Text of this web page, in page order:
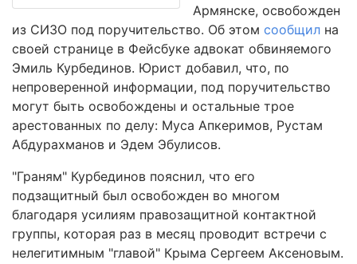
Армянске, освобожден
из СИЗО под поручительство. Об этом сообщил на
своей странице в Фейсбуке адвокат обвиняемого
Эмиль Курбединов. Юрист добавил, что, по
непроверенной информации, под поручительство
могут быть освобождены и остальные трое
арестованных по делу: Муса Апкеримов, Рустам
Абдурахманов и Эдем Эбулисов.
"Граням" Курбединов пояснил, что его
подзащитный был освобожден во многом
благодаря усилиям правозащитной контактной
группы, которая раз в месяц проводит встречи с
нелегитимным "главой" Крыма Сергеем Аксеновым.